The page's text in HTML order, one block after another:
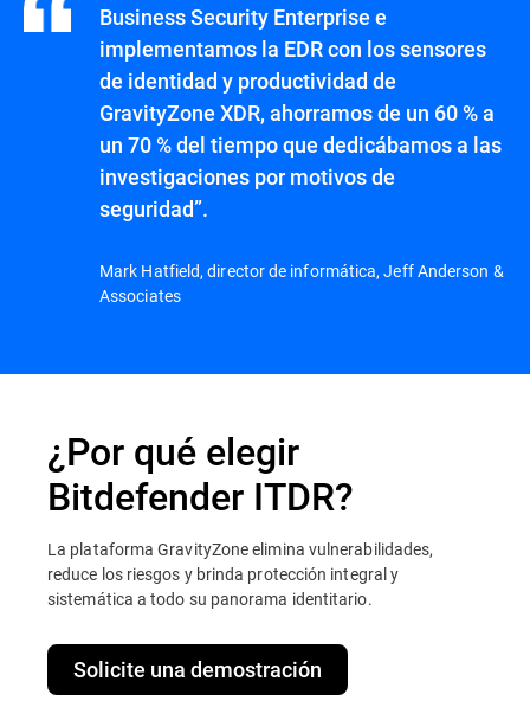
Business Security Enterprise e
implementamos la EDR con los sensores
de identidad y productividad de
GravityZone XDR, ahorramos de un 60 % a
un 70 % del tiempo que dedicábamos a las
investigaciones por motivos de
seguridad”.
Mark Hatfield, director de informática, Jeff Anderson &
Associates
¿Por qué elegir
Bitdefender ITDR?
La plataforma GravityZone elimina vulnerabilidades,
reduce los riesgos y brinda protección integral y
sistemática a todo su panorama identitario.
Solicite una demostración